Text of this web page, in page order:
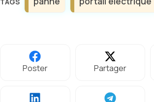
Poster Partager